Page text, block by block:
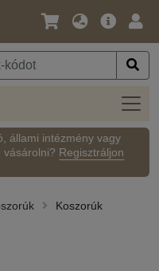
Nyelv
Pénznem
Fő
állami intézmény vagy
vásárolni? Regisztráljon
Koszorúk